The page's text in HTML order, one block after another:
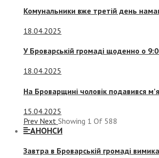
Комунальники вже третій день
18.04.2025
У Броварській громаді щоденно о
18.04.2025
На Броварщині чоловік подавився
15.04.2025
Prev Next Showing 1 Of 588
АНОНСИ
Завтра в Броварській громаді